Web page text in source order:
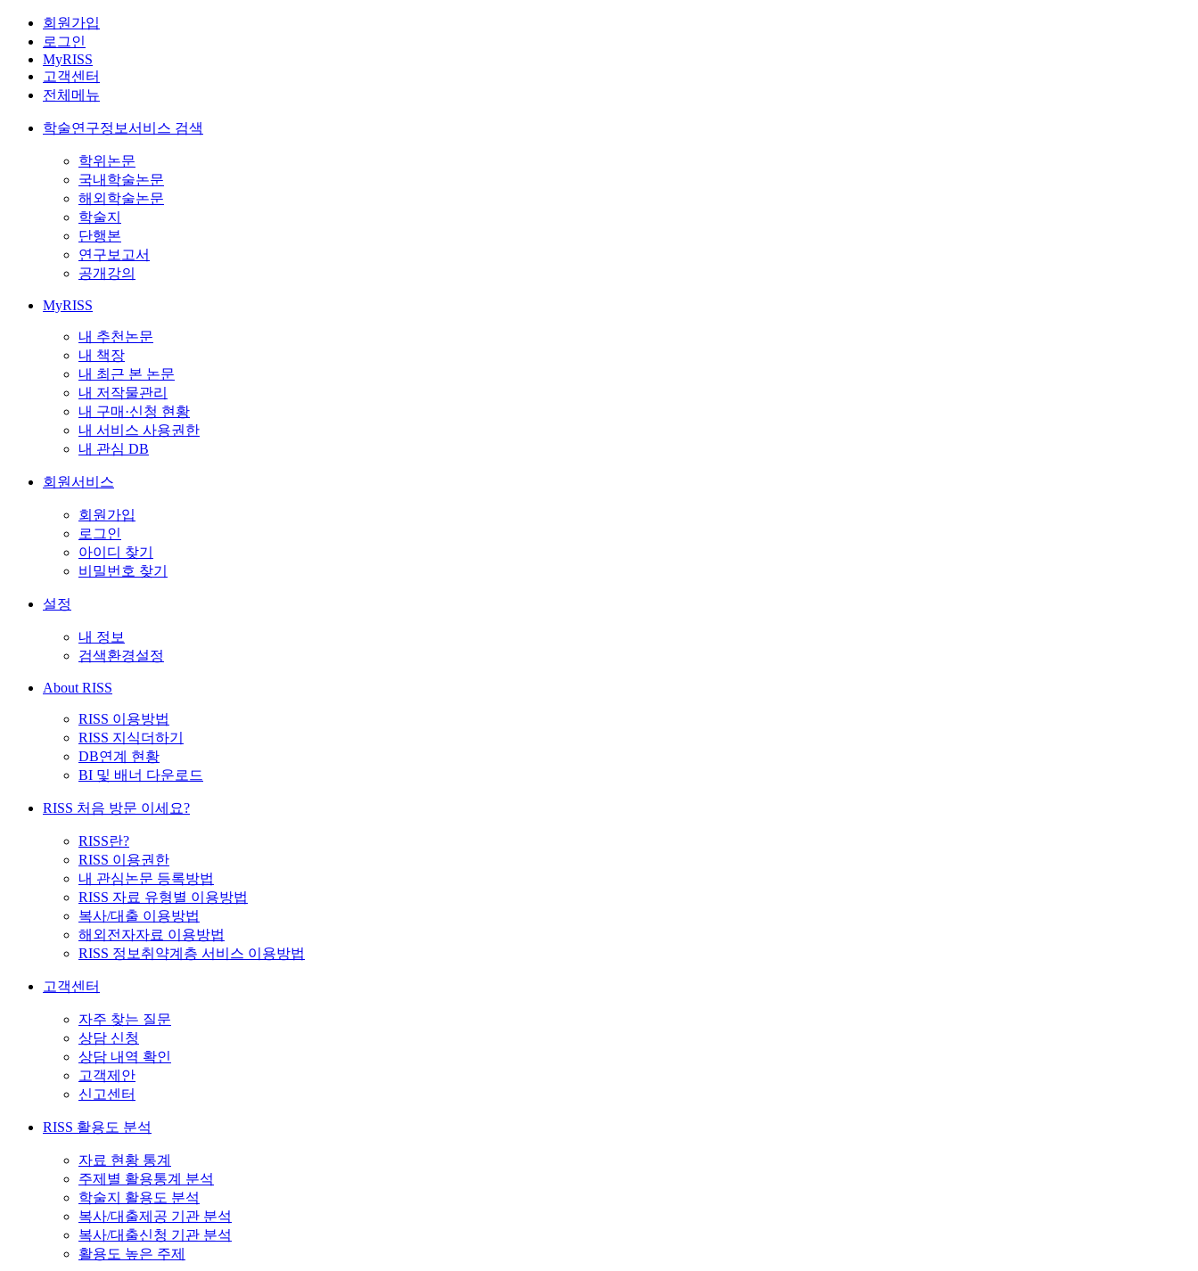
회원가입
로그인
MyRISS
고객센터
전체메뉴
학술연구정보서비스 검색
학위논문
국내학술논문
해외학술논문
학술지
단행본
연구보고서
공개강의
MyRISS
내 추천논문
내 책장
내 최근 본 논문
내 저작물관리
내 구매·신청 현황
내 서비스 사용권한
내 관심 DB
회원서비스
회원가입
로그인
아이디 찾기
비밀번호 찾기
설정
내 정보
검색환경설정
About RISS
RISS 이용방법
RISS 지식더하기
DB연계 현황
BI 및 배너 다운로드
RISS 처음 방문 이세요?
RISS란?
RISS 이용권한
내 관심논문 등록방법
RISS 자료 유형별 이용방법
복사/대출 이용방법
해외전자자료 이용방법
RISS 정보취약계층 서비스 이용방법
고객센터
자주 찾는 질문
상담 신청
상담 내역 확인
고객제안
신고센터
RISS 활용도 분석
자료 현황 통계
주제별 활용통계 분석
학술지 활용도 분석
복사/대출제공 기관 분석
복사/대출신청 기관 분석
활용도 높은 주제